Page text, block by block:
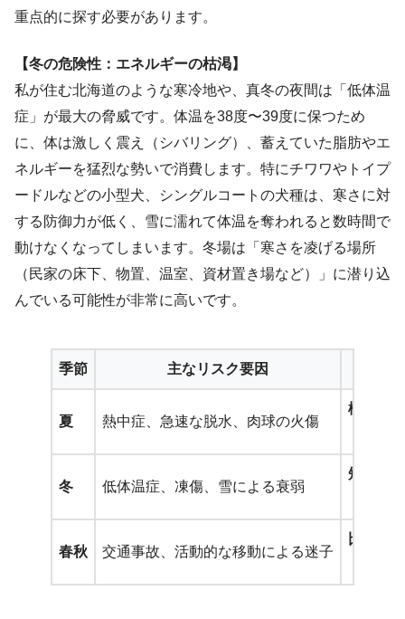
重点的に探す必要があります。
【冬の危険性：エネルギーの枯渇】
私が住む北海道のような寒冷地や、真冬の夜間は「低体温
症」が最大の脅威です。体温を38度〜39度に保つため
に、体は激しく震え（シバリング）、蓄えていた脂肪やエ
ネルギーを猛烈な勢いで消費します。特にチワワやトイプ
ードルなどの小型犬、シングルコートの犬種は、寒さに対
する防御力が低く、雪に濡れて体温を奪われると数時間で
動けなくなってしまいます。冬場は「寒さを凌げる場所
（民家の床下、物置、温室、資材置き場など）」に潜り込
んでいる可能性が非常に高いです。
季節 主なリスク要因
夏 熱中症、急速な脱水、肉球の火傷
極めて
冬 低体温症、凍傷、雪による衰弱
短い
春秋 交通事故、活動的な移動による迷子
比較的